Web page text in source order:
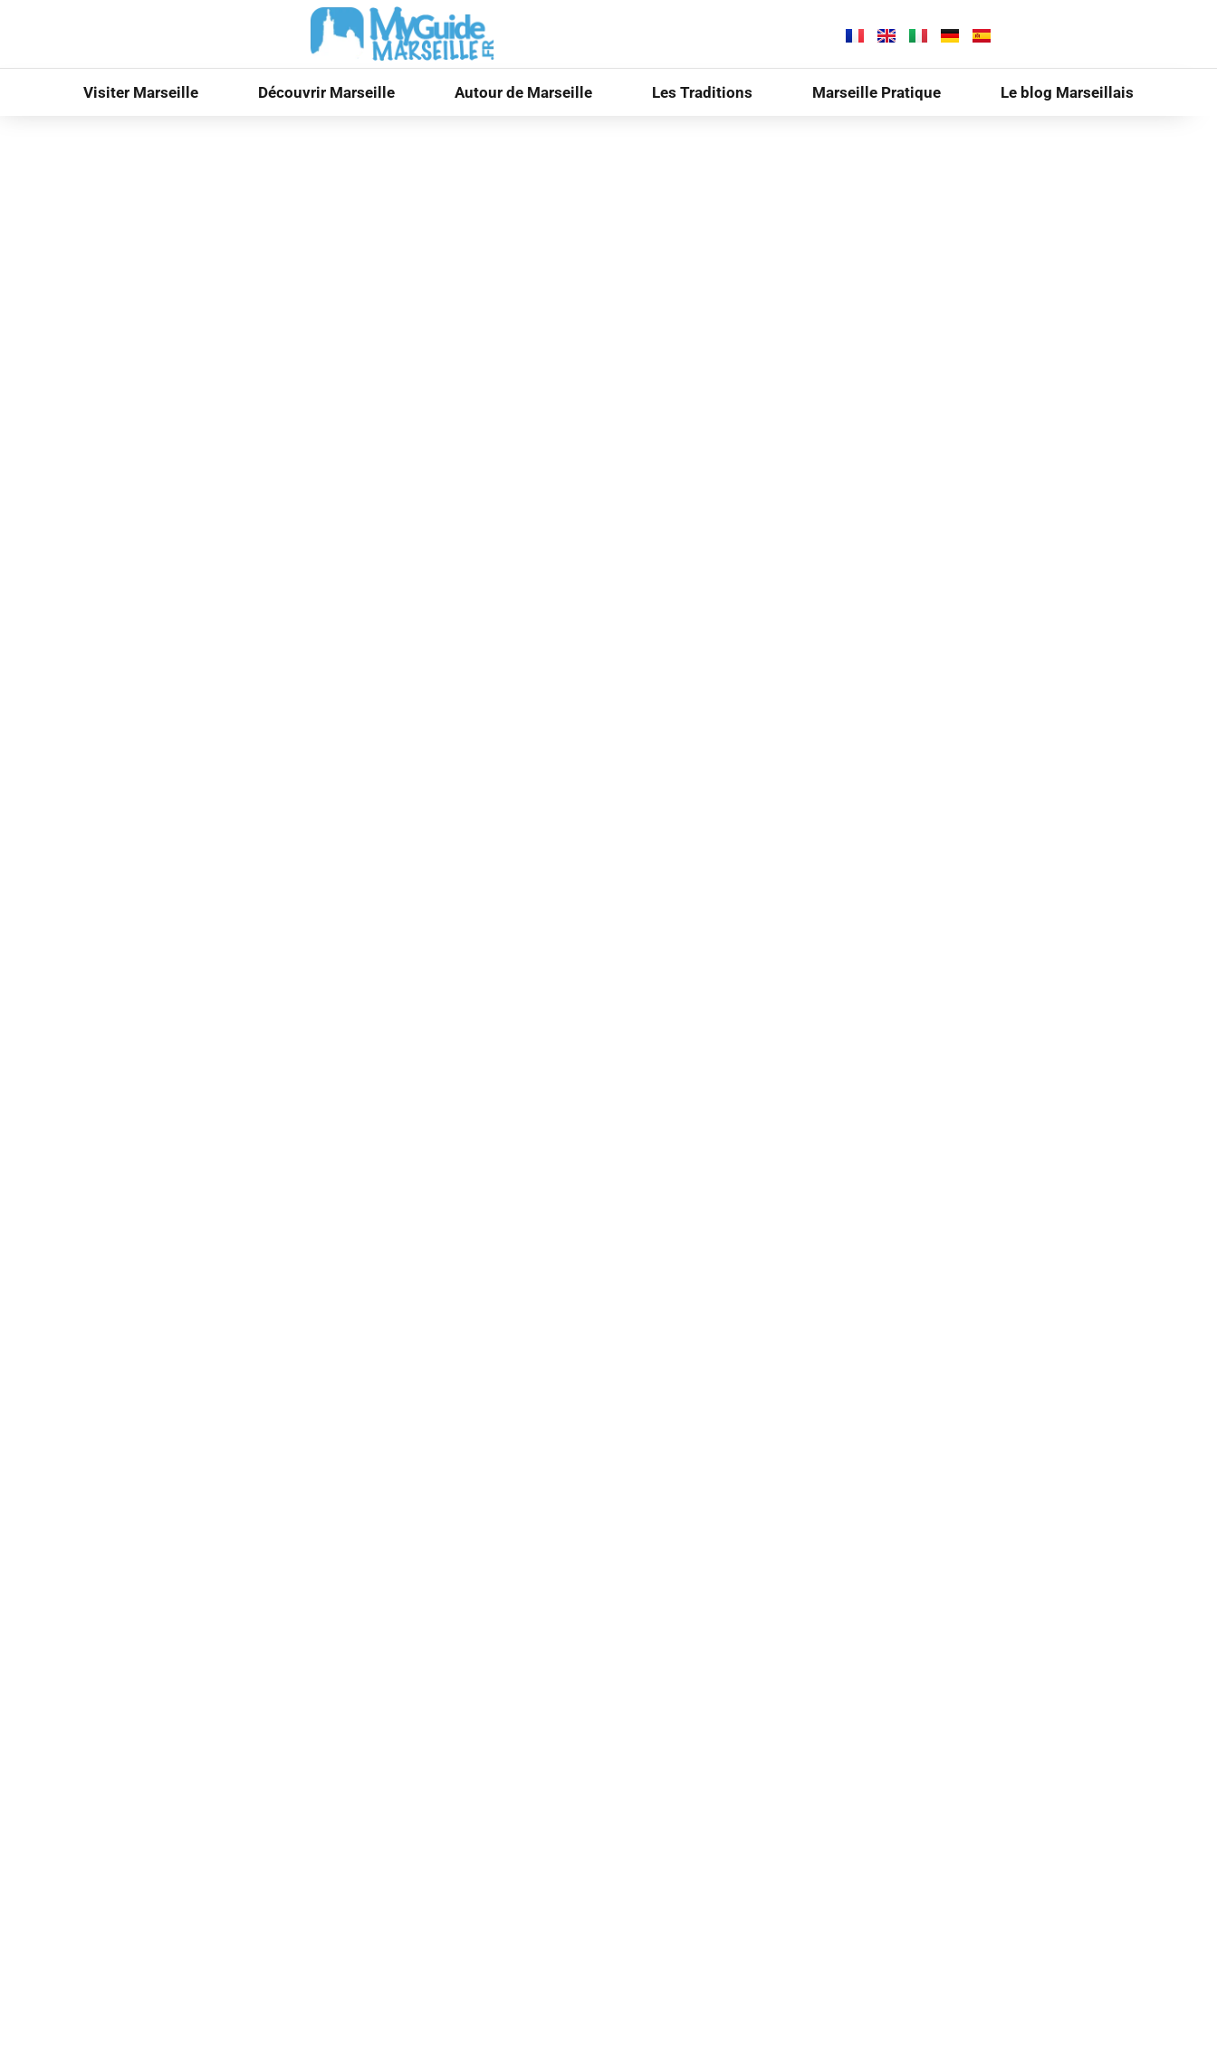
Visiter Marseille Découvrir Marseille Autour de Marseille Les Traditions Marseille Pratique Le blog Marseillais